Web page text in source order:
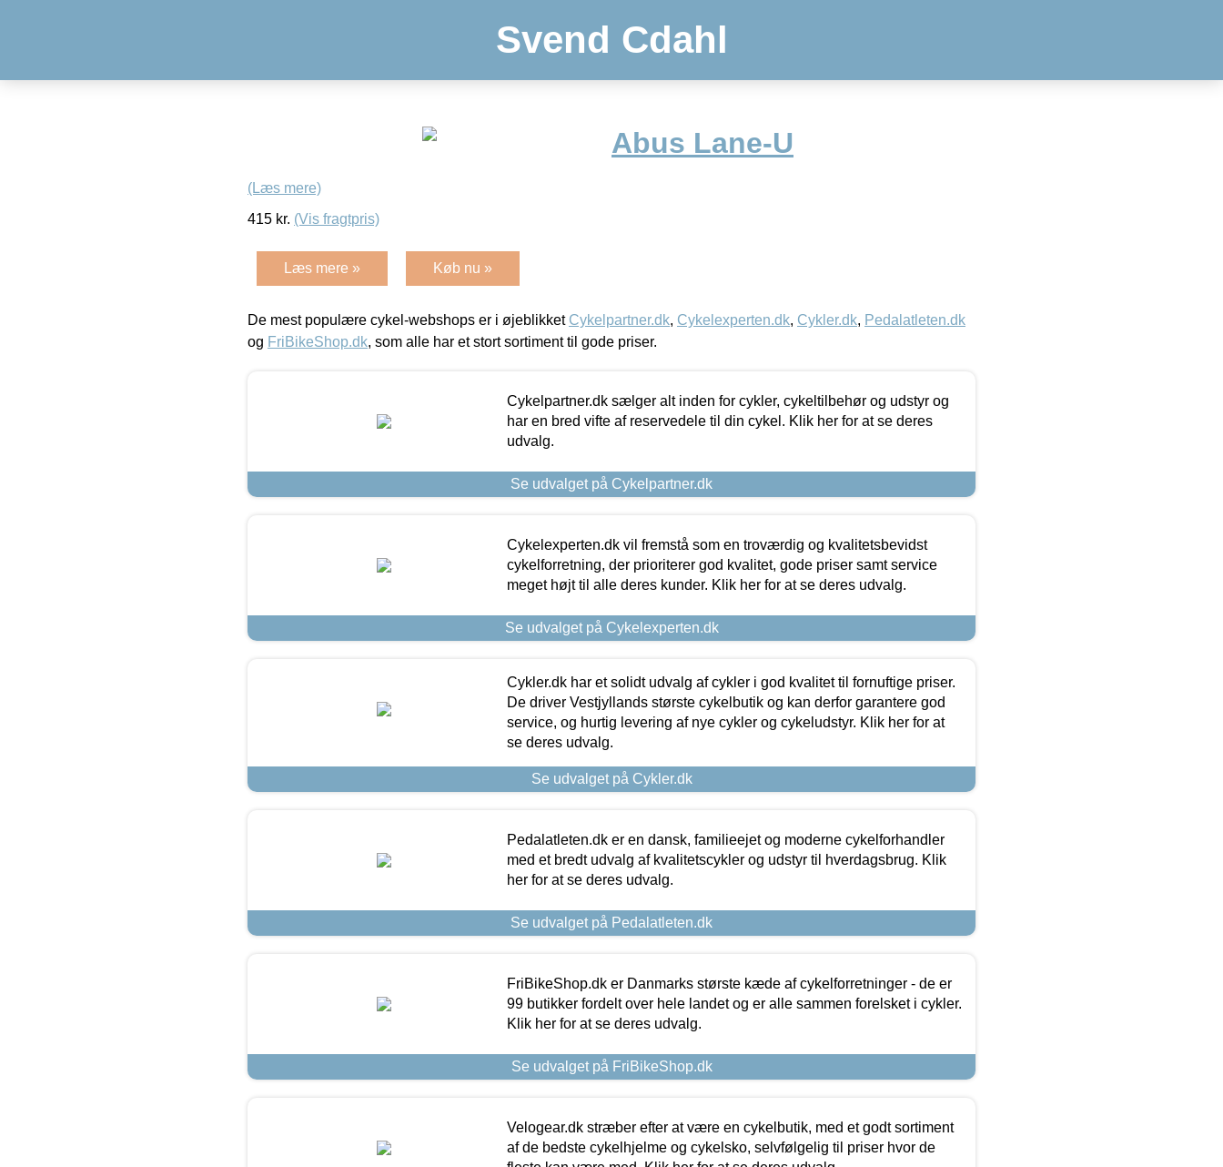
Svend Cdahl
Abus Lane-U
(Læs mere)
415 kr. (Vis fragtpris)
Læs mere » Køb nu »
De mest populære cykel-webshops er i øjeblikket Cykelpartner.dk, Cykelexperten.dk, Cykler.dk, Pedalatleten.dk
og FriBikeShop.dk, som alle har et stort sortiment til gode priser.
Cykelpartner.dk sælger alt inden for cykler, cykeltilbehør og udstyr og
har en bred vifte af reservedele til din cykel. Klik her for at se deres
udvalg.
Se udvalget på Cykelpartner.dk
Cykelexperten.dk vil fremstå som en troværdig og kvalitetsbevidst
cykelforretning, der prioriterer god kvalitet, gode priser samt service
meget højt til alle deres kunder. Klik her for at se deres udvalg.
Se udvalget på Cykelexperten.dk
Cykler.dk har et solidt udvalg af cykler i god kvalitet til fornuftige priser.
De driver Vestjyllands største cykelbutik og kan derfor garantere god
service, og hurtig levering af nye cykler og cykeludstyr. Klik her for at
se deres udvalg.
Se udvalget på Cykler.dk
Pedalatleten.dk er en dansk, familieejet og moderne cykelforhandler
med et bredt udvalg af kvalitetscykler og udstyr til hverdagsbrug. Klik
her for at se deres udvalg.
Se udvalget på Pedalatleten.dk
FriBikeShop.dk er Danmarks største kæde af cykelforretninger - de er
99 butikker fordelt over hele landet og er alle sammen forelsket i cykler.
Klik her for at se deres udvalg.
Se udvalget på FriBikeShop.dk
Velogear.dk stræber efter at være en cykelbutik, med et godt sortiment
af de bedste cykelhjelme og cykelsko, selvfølgelig til priser hvor de